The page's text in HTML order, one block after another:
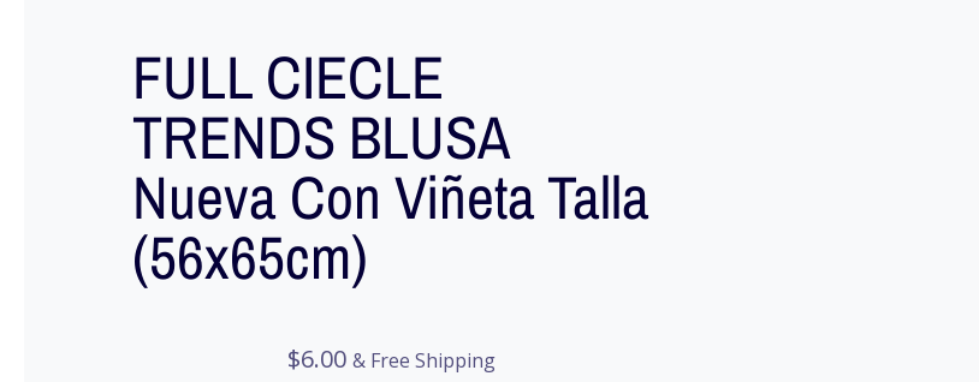
FULL CIECLE
TRENDS BLUSA
Nueva Con Viñeta Talla
(56x65cm)
$6.00 & Free Shipping